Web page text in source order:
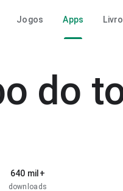
Jogos Apps
do
640 mil+
downloads